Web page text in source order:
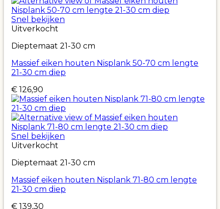
Snel bekijken
Uitverkocht
Dieptemaat 21-30 cm
Massief eiken houten Nisplank 50-70 cm lengte
21-30 cm diep
€ 126,90
Snel bekijken
Uitverkocht
Dieptemaat 21-30 cm
Massief eiken houten Nisplank 71-80 cm lengte
21-30 cm diep
€ 139,30